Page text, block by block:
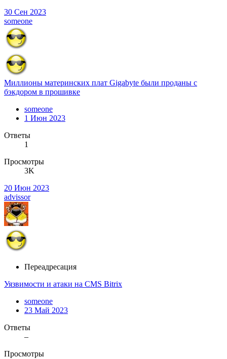
30 Сен 2023
someone
Миллионы материнских плат Gigabyte были проданы с
бэкдором в прошивке
someone
1 Июн 2023
Ответы
1
Просмотры
3K
20 Июн 2023
advissor
Переадресация
Уязвимости и атаки на CMS Bitrix
someone
23 Май 2023
Ответы
–
Просмотры